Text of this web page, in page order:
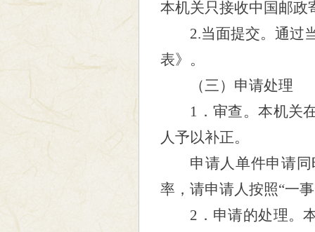
本机关只接收中国邮政
2.当面提交。通过
表》。
（三）申请处理
1 ．审查。本机关
人予以补正。
申请人单件申请
率，请申请人按照“一
2 ．申请的处理。